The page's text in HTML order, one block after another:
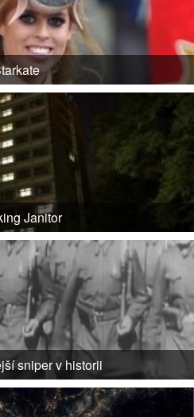
Janitor
sniper v historii